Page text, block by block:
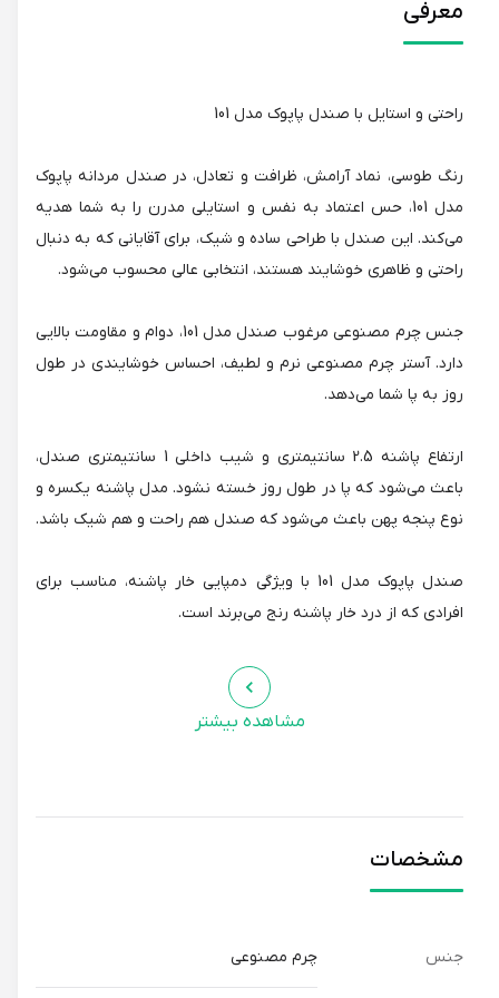
معرفی
راحتی و استایل با صندل پاپوک مدل 101
رنگ طوسی، نماد آرامش، ظرافت و تعادل، در صندل مردانه پاپوک
مدل 101، حس اعتماد به نفس و استایلی مدرن را به شما هدیه
می‌کند. این صندل با طراحی ساده و شیک، برای آقایانی که به دنبال
راحتی و ظاهری خوشایند هستند، انتخابی عالی محسوب می‌شود.
جنس چرم مصنوعی مرغوب صندل مدل 101، دوام و مقاومت بالایی
دارد. آستر چرم مصنوعی نرم و لطیف، احساس خوشایندی در طول
روز به پا شما می‌دهد.
ارتفاع پاشنه 2.5 سانتیمتری و شیب داخلی 1 سانتیمتری صندل،
باعث می‌شود که پا در طول روز خسته نشود. مدل پاشنه یکسره و
نوع پنجه پهن باعث می‌شود که صندل هم راحت و هم شیک باشد.
صندل پاپوک مدل 101 با ویژگی دمپایی خار پاشنه، مناسب برای
افرادی که از درد خار پاشنه رنج می‌برند است.
صندل پاپوک مدل 101 برای هرگونه فعالیت روزمره مناسب است. از
با چه لباسی ست می‌شود؟
می‌توانید آن را با شلوار جین، شلوار کتانی، یا شورت ست کنید.
مشاهده بیشتر
مشخصات
جنس چرم مصنوعی